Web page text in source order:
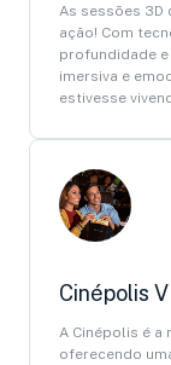
As sessões 3D
ação! Com
profundidade
imersiva e
estivesse
Cinépolis
A Cinépolis é a
oferecendo